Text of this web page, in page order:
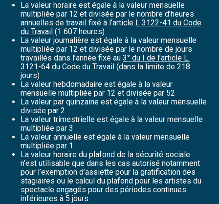
La valeur horaire est égale à la valeur mensuelle
multipliée par 12 et divisée par le nombre d’heures
annuelles de travail fixé à l’article L 3122-41 du Code
du Travail (1 607 heures)
La valeur journalière est égale à la valeur mensuelle
multipliée par 12 et divisée par le nombre de jours
travaillés dans l’année fixé au3° du I de l’article L.
3121-64 du Code du Travail(dans la limite de 218
jours)
La valeur hebdomadaire est égale à la valeur
mensuelle multipliée par 12 et divisée par 52
La valeur par quinzaine est égale à la valeur mensuelle
divisée par 2
La valeur trimestrielle est égale à la valeur mensuelle
multipliée par 3
La valeur annuelle est égale à la valeur mensuelle
multipliée par 1
La valeur horaire du plafond de la sécurité sociale
n’est utilisable que dans les cas autorisé notamment
pour l’exemption d’assiette pour la gratification des
stagiaires ou le calcul du plafond pour les artistes du
spectacle engagés pour des périodes continues
inférieures à 5 jours.